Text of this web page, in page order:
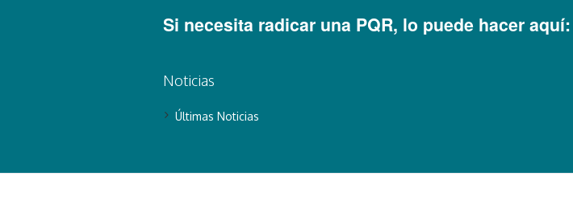
Si necesita radicar una PQR, lo puede hacer aquí:
Noticias
Últimas Noticias